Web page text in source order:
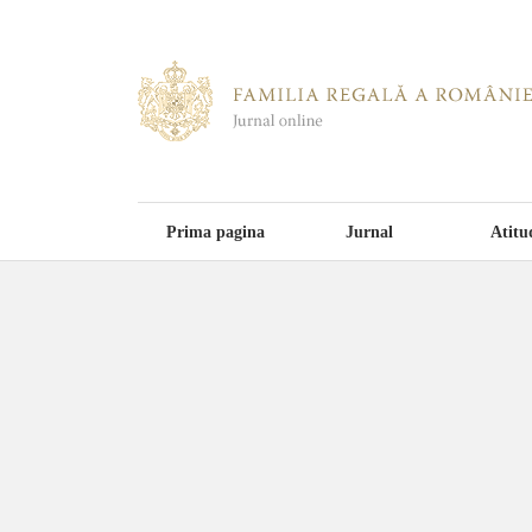
Prima pagina Jurnal